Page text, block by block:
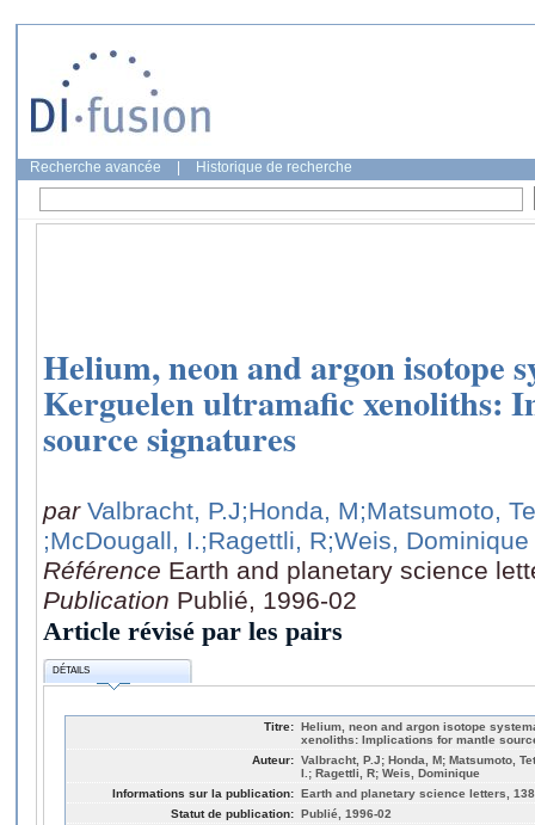
Recherche avancée Historique de recherche
Helium, neon and argon isotope
Kerguelen ultramafic xenoliths:
source signatures
par Valbracht, P.J;Honda, M;Matsumoto,
;McDougall, I.;Ragettli, R;Weis, Dominique
Référence Earth and planetary science
Publication Publié, 1996-02
Article révisé par les pairs
DÉTAILS
Titre: Helium, neon and argon isotope
xenoliths: Implications for mantle
Auteur: Valbracht, P.J; Honda, M; Matsumoto,
I.; Ragettli, R; Weis, Dominique
Informations sur la publication: Earth and planetary science letters,
Statut de publication: Publié, 1996-02